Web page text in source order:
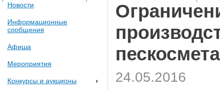
Новости
Информационные
сообщения
Афиша
Мероприятия
Конкурсы и аукционы
пескосмета
24.05.2016